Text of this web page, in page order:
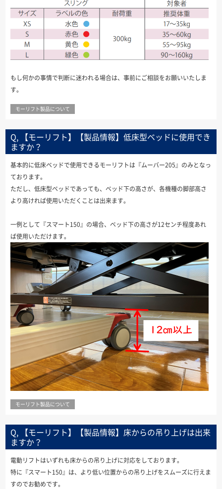
もし何かの事情で判断に迷われる場合は、事前にご相談をお願いいたしま
す。
モーリフト製品について
Q, 【モーリフト】【製品情報】低床型ベッドに使用でき
ますか？
基本的に低床ベッドで使用できるモーリフトは『ムーバー205』のみとなっ
ております。
ただし、低床型ベッドであっても、ベッド下の高さが、各機種の脚部高さ
より高ければ使用いただくことは出来ます。
一例として『スマート150』の場合、ベッド下の高さが12センチ程度あれ
ば使用いただけます。
モーリフト製品について
Q, 【モーリフト】【製品情報】床からの吊り上げは出来
ますか？
電動リフトはいずれも床からの吊り上げに対応をしております。
特に『スマート150』は、より低い位置からの吊り上げをスムーズに行えま
すのでお勧めです。